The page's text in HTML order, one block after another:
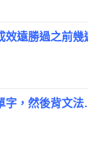
效遠勝過之前幾
字，然後背文法